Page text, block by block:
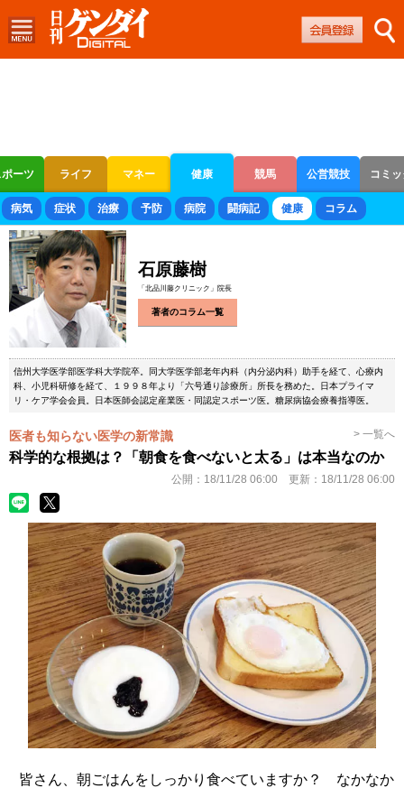
ーツ ライフ マネー 健康 競馬 公営競技 コミ
ボートレース 競輪 オートレース
病気 症状 治療 予防 病院 闘病記 健康 コラム
石原藤樹
「北品川藤クリニック」院長
著者のコラム一覧
信州大学医学部医学科大学院卒。同大学医学部老年内科（内分泌内科）助手を経て、心療内
科、小児科研修を経て、１９９８年より「六号通り診療所」所長を務めた。日本プライマ
リ・ケア学会会員。日本医師会認定産業医・同認定スポーツ医。糖尿病協会療養指導医。
医者も知らない医学の新常識 > 一覧へ
科学的な根拠は？「朝食を食べないと太る」は本当なのか
公開： 18/11/28 06:00 更新： 18/11/28 06:00
皆さん、朝ごはんをしっかり食べていますか？ なかなか